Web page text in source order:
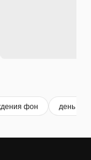
фон день